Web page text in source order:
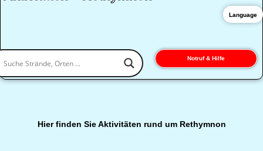
Notruf & Hilfe
Hier finden Sie Aktivitäten rund um Rethymnon
Language